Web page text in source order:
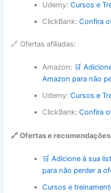
Udemy:Cursos e
ClickBank:Confira
🔗 Ofertas afiliadas:
Amazon: 🛒
Amazon para não
Udemy:Cursos e
ClickBank:Confira
🔗 Ofertas e recomendações
🛒 Adicione à sua
para não perder a
Cursos e